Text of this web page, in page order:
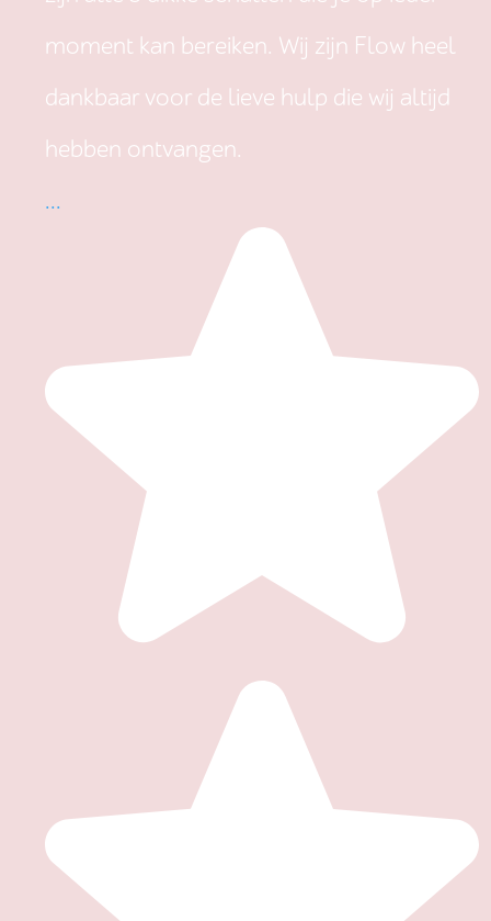
moment kan bereiken. Wij zijn Flow heel
dankbaar voor de lieve hulp die wij altijd
hebben ontvangen.
...